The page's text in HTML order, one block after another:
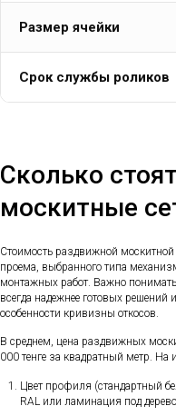
Размер ячейки
Срок службы роликов
Сколько
москитные
Стоимость раздвижной
проема, выбранного типа
монтажных работ. Важно
всегда надежнее готовых решений
особенности кривизны откосов.
В среднем, цена раздвижных
000 тенге за квадратный метр. На
Цвет профиля (стандартный
RAL или ламинация под